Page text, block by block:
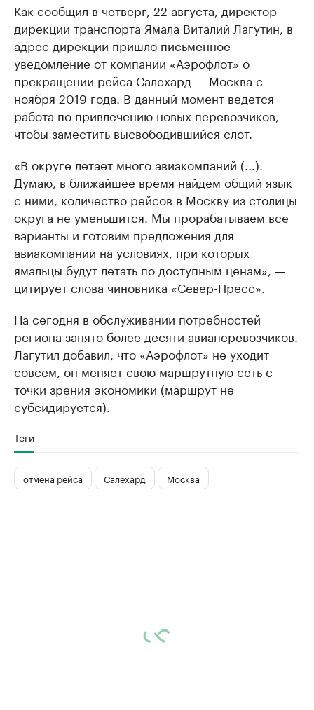
Как сообщил в четверг, 22 августа, директор
дирекции транспорта Ямала Виталий Лагутин, в
адрес дирекции пришло письменное
уведомление от компании «Аэрофлот» о
прекращении рейса Салехард — Москва с
ноября 2019 года. В данный момент ведется
работа по привлечению новых перевозчиков,
чтобы заместить высвободившийся слот.
«В округе летает много авиакомпаний (...).
Думаю, в ближайшее время найдем общий язык
с ними, количество рейсов в Москву из столицы
округа не уменьшится. Мы прорабатываем все
варианты и готовим предложения для
авиакомпании на условиях, при которых
ямальцы будут летать по доступным ценам», —
цитирует слова чиновника «Север-Пресс».
На сегодня в обслуживании потребностей
региона занято более десяти авиаперевозчиков.
Лагутил добавил, что «Аэрофлот» не уходит
совсем, он меняет свою маршрутную сеть с
точки зрения экономики (маршрут не
субсидируется).
Теги
отмена рейса Салехард Москва